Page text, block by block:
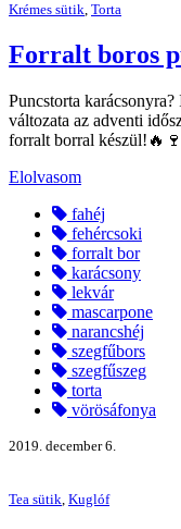
Krémes sütik, Torta
Forralt boros
Puncstorta
változata az adventi
forralt borral
Elolvasom
fahéj
fehércsoki
forralt bor
karácsony
lekvár
mascarpone
narancshéj
szegfűbors
szegfűszeg
torta
vörösáfonya
2019. december 6.
Tea sütik, Kuglóf